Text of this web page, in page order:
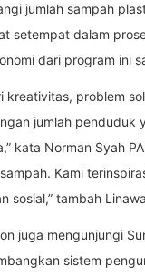
jumlah sampah
setempat dalam
dari program ini
kreativitas, problem
jumlah
kata Norman Syah
Kami
sosial,” tambah
juga mengunjungi
sistem